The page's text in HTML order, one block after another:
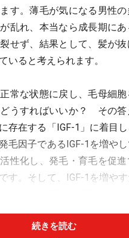
す。薄毛が気になる男性の
乱れ、本当なら成長期に
せず、結果として、髪が抜
いると考えられます。
常な状態に戻し、毛母細
うすればいいか？ その答
存在する「IGF-1」に着目
毛因子であるIGF-1を増や
性化し、発毛・育毛を促
す。そして、IGF-1を増や
した。
続きを読む